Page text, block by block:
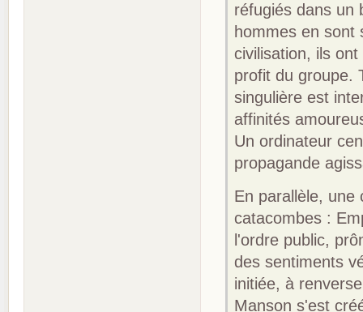
réfugiés dans un
hommes en sont
civilisation, ils
profit du groupe.
singulière est
affinités
Un ordinateur
propagande
En parallèle, une
catacombes :
l'ordre public,
des sentiments
initiée, à
Manson s'est